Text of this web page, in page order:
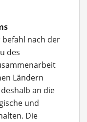
befahl nach der
des
Ländern
an die
und
Die